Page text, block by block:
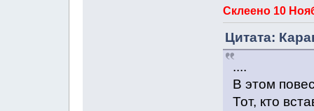
Склеено 10
Цитата:
....
В этом
Тот, кто